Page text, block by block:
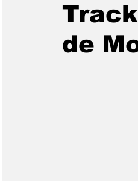
de